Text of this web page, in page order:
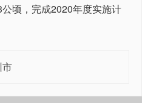
顷，完成2020年度实施计
市